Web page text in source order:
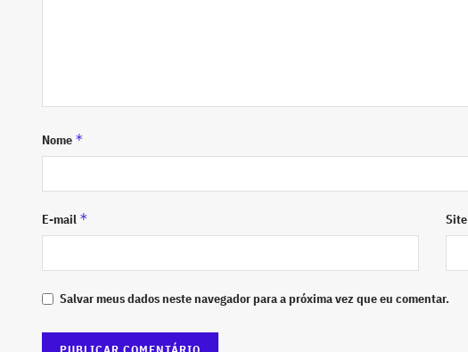
Nome *
E-mail * Site
Salvar meus dados neste navegador para a próxima vez que eu comentar.